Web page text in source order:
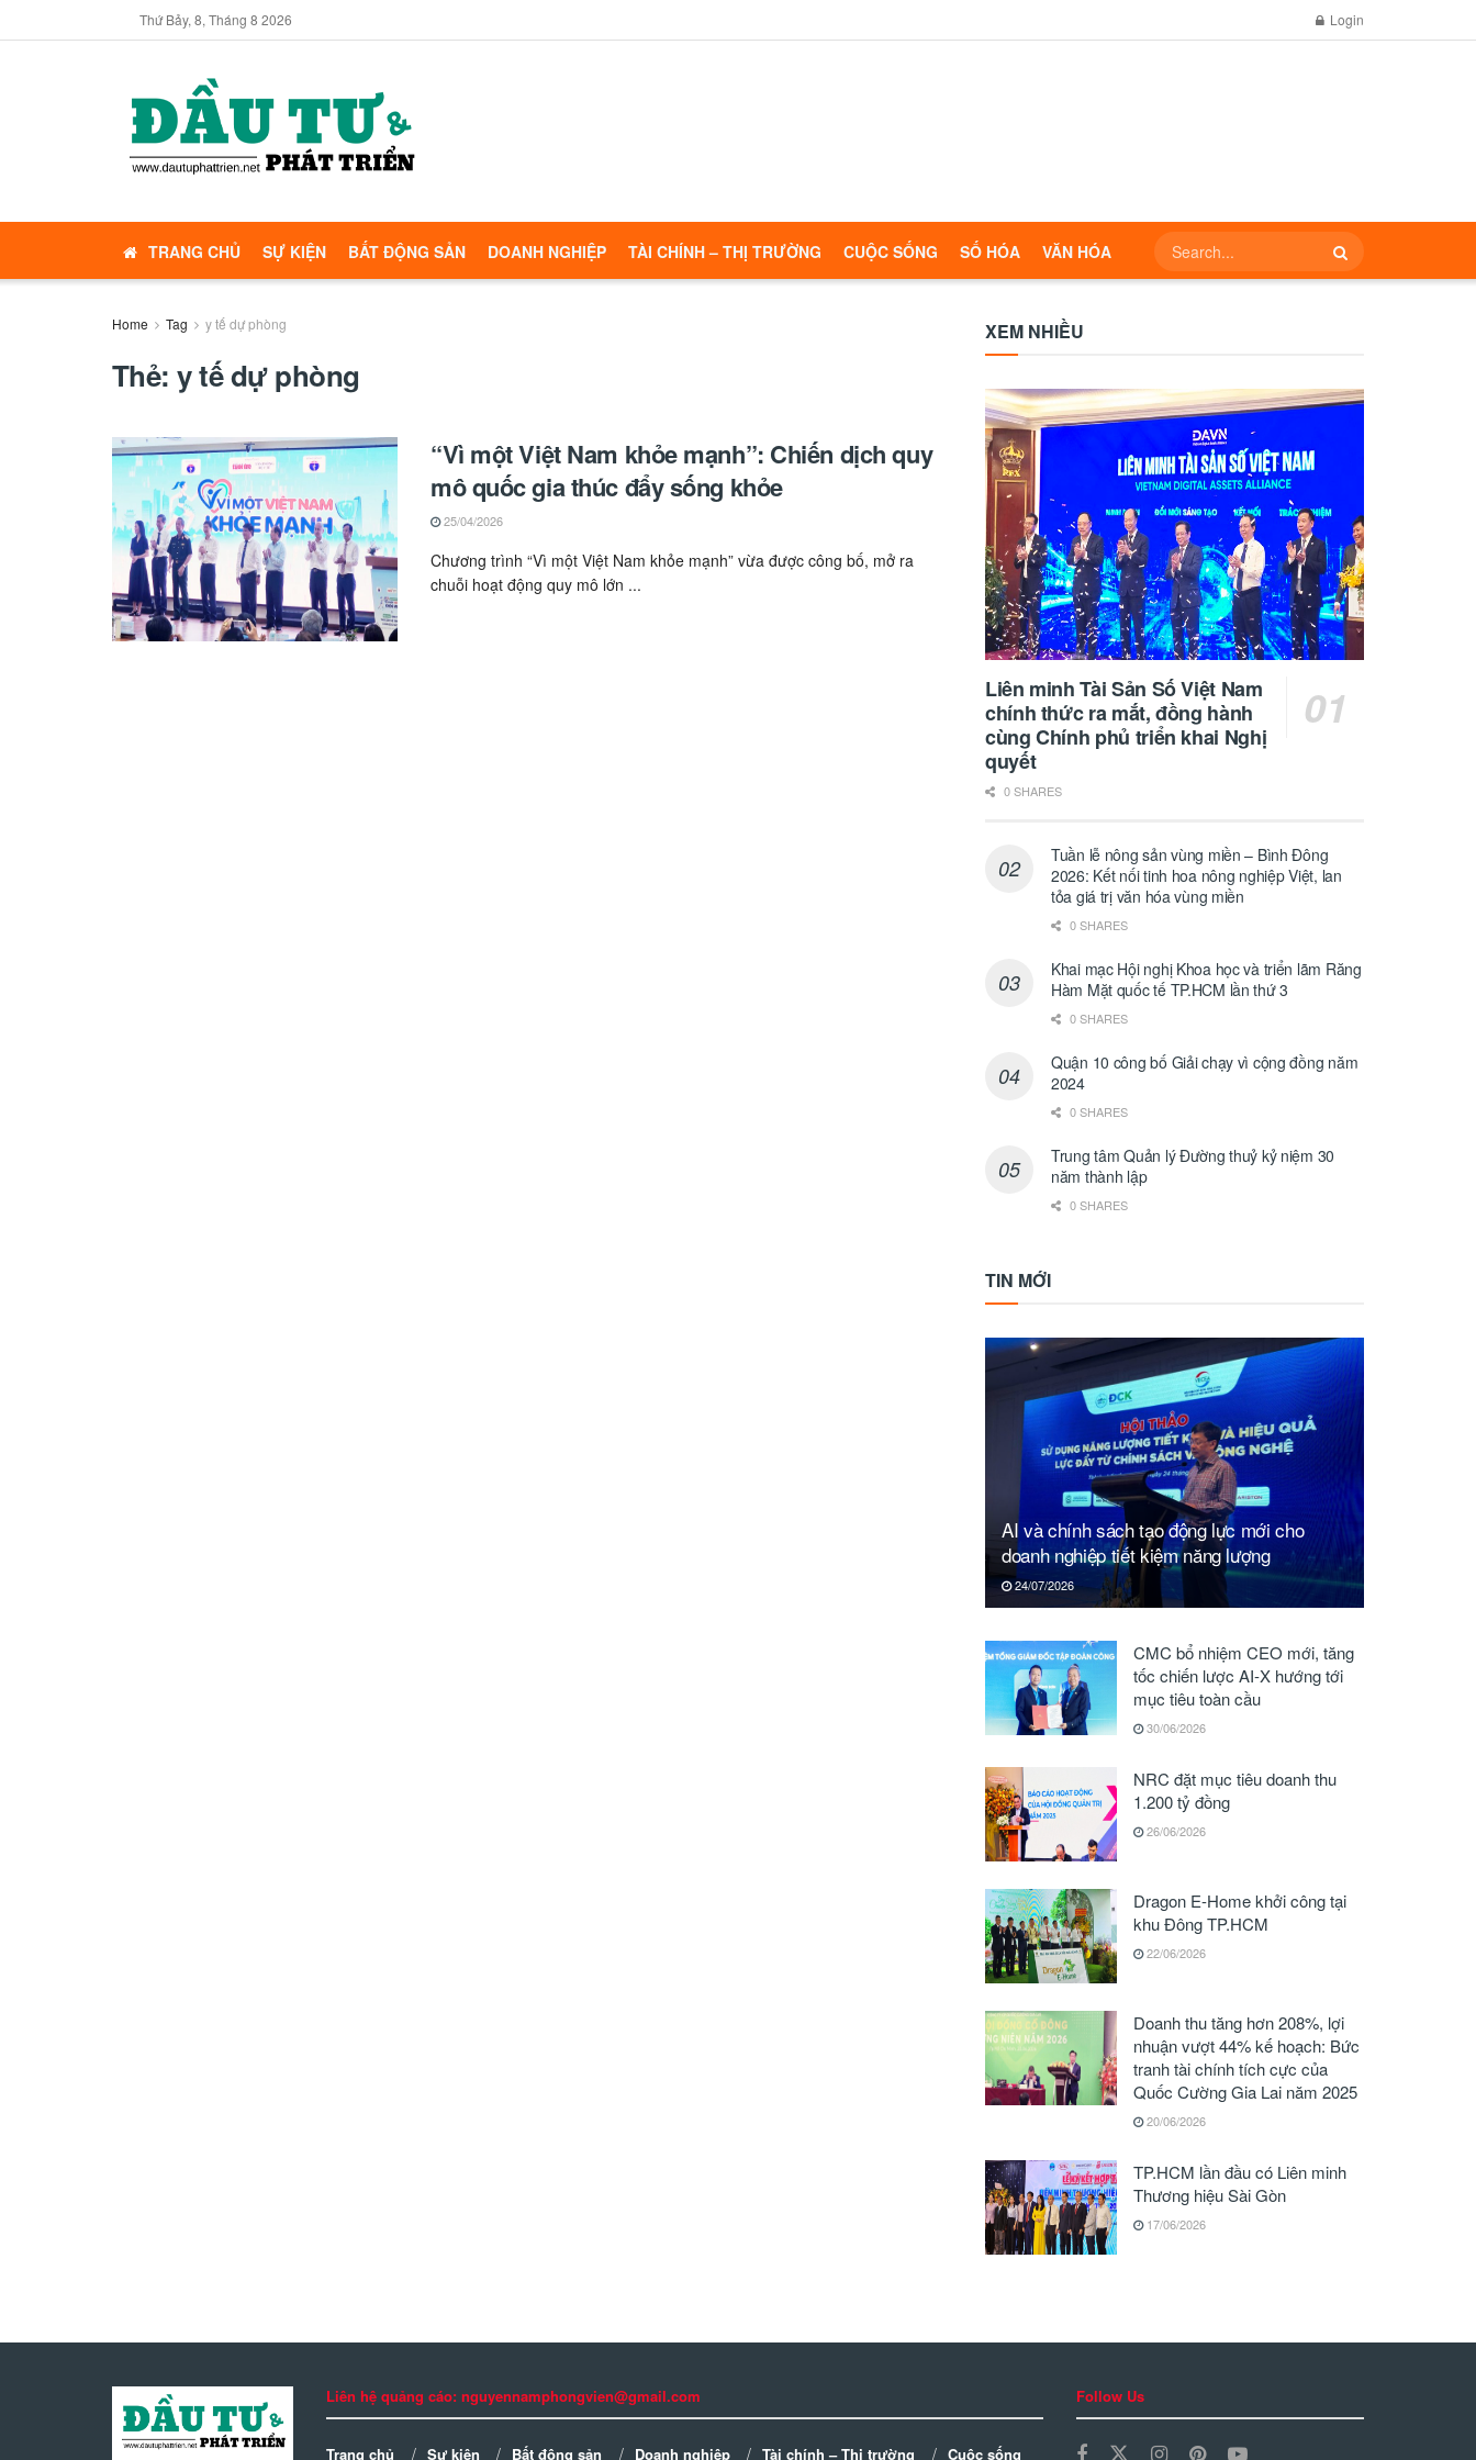
Thứ Bảy, 8, Tháng 8 2026 Login
TRANG CHỦ SỰ KIỆN BẤT ĐỘNG SẢN DOANH NGHIỆP TÀI CHÍNH – THỊ TRƯỜNG CUỘC SỐNG SỐ HÓA VĂN HÓA
Home Tag y tế dự phòng
Thẻ:y tế dự phòng
“Vì một Việt Nam khỏe mạnh”: Chiến dịch quy
mô quốc gia thúc đẩy sống khỏe
25/04/2026
Chương trình “Vì một Việt Nam khỏe mạnh” vừa được công bố, mở ra
chuỗi hoạt động quy mô lớn ...
XEM NHIỀU
Liên minh Tài Sản Số Việt Nam
chính thức ra mắt, đồng hành
cùng Chính phủ triển khai Nghị
quyết
0 SHARES
Tuần lễ nông sản vùng miền – Bình Đông
2026: Kết nối tinh hoa nông nghiệp Việt, lan
tỏa giá trị văn hóa vùng miền
0 SHARES
Khai mạc Hội nghị Khoa học và triển lãm Răng
Hàm Mặt quốc tế TP.HCM lần thứ 3
0 SHARES
Quận 10 công bố Giải chạy vì cộng đồng năm
2024
0 SHARES
Trung tâm Quản lý Đường thuỷ kỷ niệm 30
năm thành lập
0 SHARES
TIN MỚI
AI và chính sách tạo động lực mới cho
doanh nghiệp tiết kiệm năng lượng
24/07/2026
CMC bổ nhiệm CEO mới, tăng
tốc chiến lược AI-X hướng tới
mục tiêu toàn cầu
30/06/2026
NRC đặt mục tiêu doanh thu
1.200 tỷ đồng
26/06/2026
Dragon E-Home khởi công tại
khu Đông TP.HCM
22/06/2026
Doanh thu tăng hơn 208%, lợi
nhuận vượt 44% kế hoạch: Bức
tranh tài chính tích cực của
Quốc Cường Gia Lai năm 2025
20/06/2026
TP.HCM lần đầu có Liên minh
Thương hiệu Sài Gòn
17/06/2026
Liên hệ quảng cáo: nguyennamphongvien@gmail.com
Trang chủ Sự kiện Bất động sản Doanh nghiệp Tài chính – Thị trường Cuộc sống
Follow Us